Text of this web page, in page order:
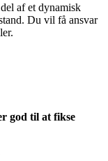
af et dynamisk
Du vil få ansvar
god til at fikse